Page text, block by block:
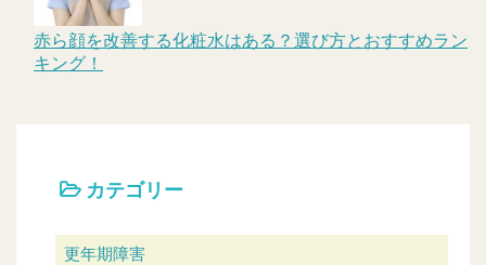
赤ら顔を改善する化粧水はある？選び方とおすすめラン
キング！
カテゴリー
更年期障害